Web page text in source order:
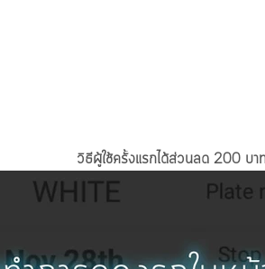
วิธีผู้ใช้ครั้งแรกได้ส่วนลด 200 บา